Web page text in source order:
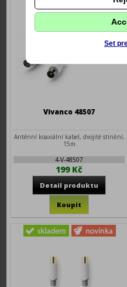
Vivanco 48507
Anténní koaxiální kabel, dvojité stínění,
15m
4-V-48507
199 Kč
Set